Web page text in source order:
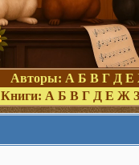
Авторы: А Б В Г Д Е
Книги: А Б В Г Д Е Ж З